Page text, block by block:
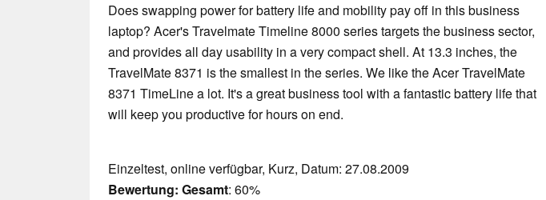
Does swapping power for battery life and mobility pay off in this business
laptop? Acer's Travelmate Timeline 8000 series targets the business sector,
and provides all day usability in a very compact shell. At 13.3 inches, the
TravelMate 8371 is the smallest in the series. We like the Acer TravelMate
8371 TimeLine a lot. It's a great business tool with a fantastic battery life that
will keep you productive for hours on end.
Einzeltest, online verfügbar, Kurz, Datum: 27.08.2009
Bewertung: Gesamt: 60%